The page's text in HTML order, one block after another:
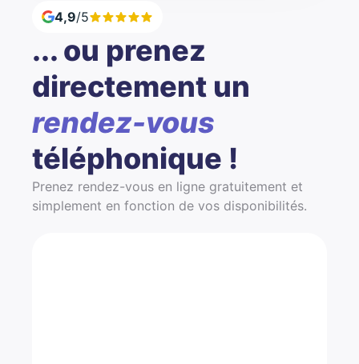
4,9/5
... ou prenez
directement un
rendez-vous
téléphonique !
Prenez rendez-vous en ligne gratuitement et
simplement en fonction de vos disponibilités.